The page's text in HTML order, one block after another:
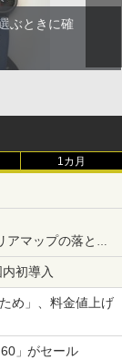
ぶときに確
1カ月
アマップの落とし
初導入
め」、料金値上げ
」がセール